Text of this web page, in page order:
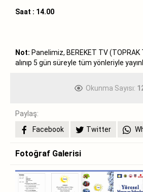
Saat : 14.00
Not: Panelimiz, BEREKET TV
alınıp 5 gün süreyle tüm yönleriyle
Okunma Sayısı:
Paylaş:
Facebook
Twitter
Fotoğraf Galerisi